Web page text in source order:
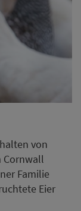
von
Cornwall
Familie
Eier